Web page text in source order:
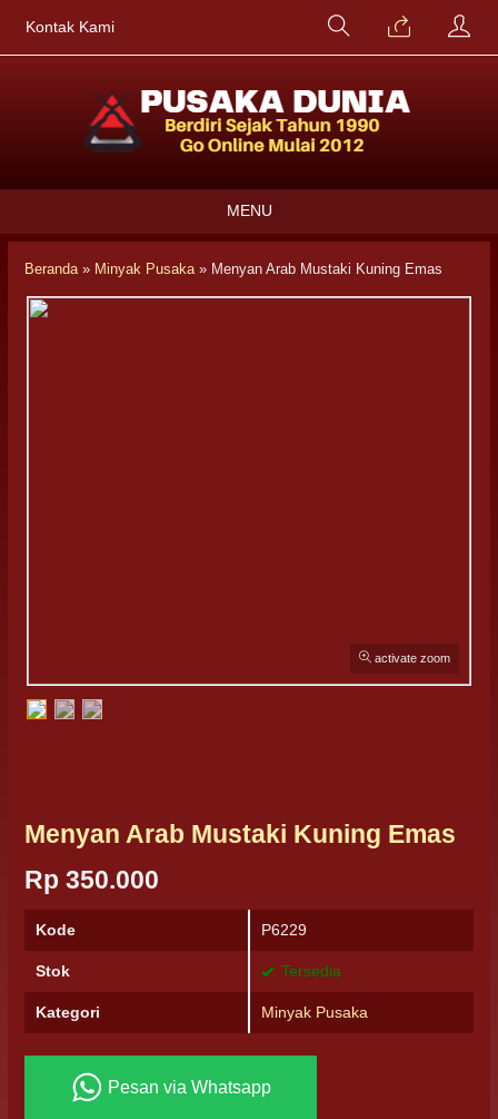
Kontak Kami
MENU
Beranda» Minyak Pusaka» Menyan Arab Mustaki Kuning Emas
activate zoom
Menyan Arab Mustaki Kuning Emas
Rp 350.000
Kode P6229
Stok Tersedia
Kategori Minyak Pusaka
Pesan via Whatsapp